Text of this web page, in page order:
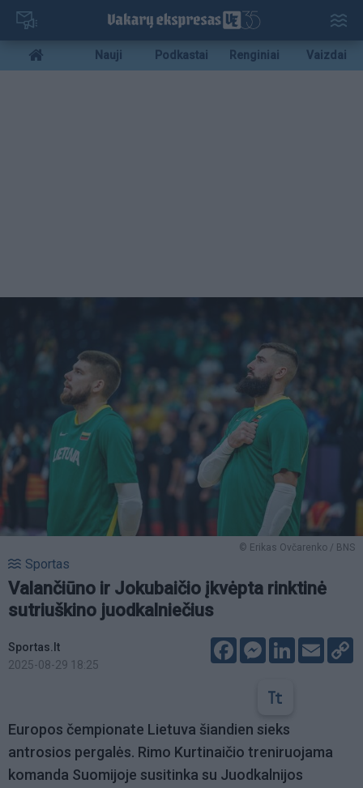
Pereiti
pagrindinį
turinį
Mobile
menu
Nauji Podkastai Renginiai Vaizdai
© Erikas Ovčarenko / BNS
Sportas
Valančiūno ir Jokubaičio įkvėpta rinktinė
sutriuškino juodkalniečius
Sportas.lt
2025-08-29 18:25
FacebookMessenger
LinkedIn
Email
Europos čempionate Lietuva šiandien sieks
antrosios pergalės. Rimo Kurtinaičio treniruojama
komanda Suomijoje susitinka su Juodkalnijos